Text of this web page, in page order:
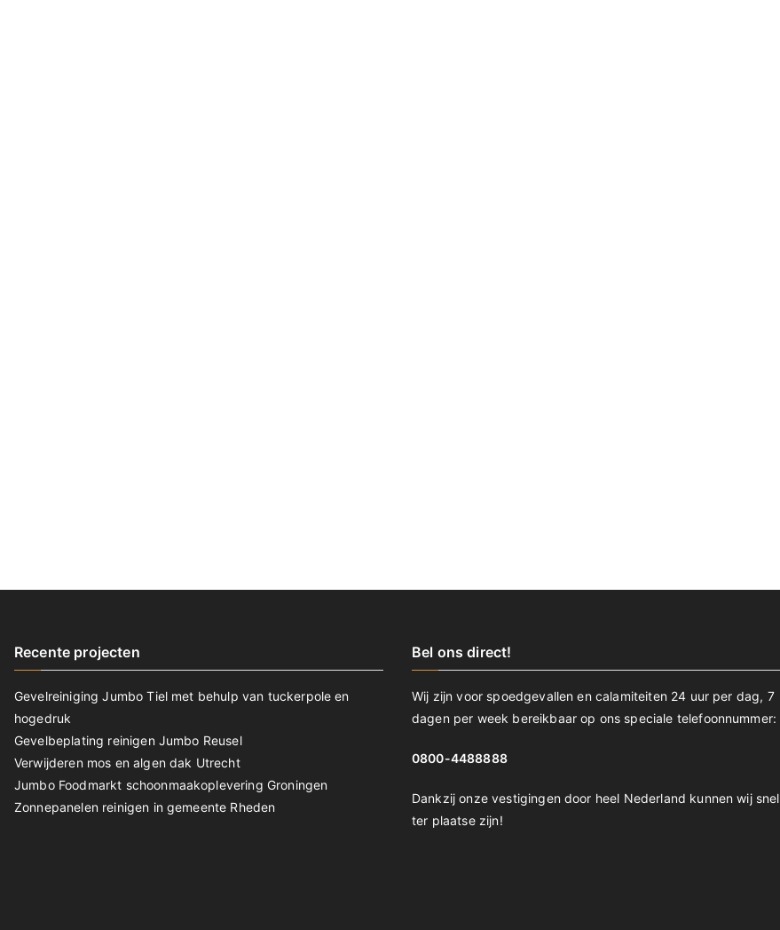
Recente projecten
Gevelreiniging Jumbo Tiel met behulp van tuckerpole en
hogedruk
Gevelbeplating reinigen Jumbo Reusel
Verwijderen mos en algen dak Utrecht
Jumbo Foodmarkt schoonmaakoplevering Groningen
Zonnepanelen reinigen in gemeente Rheden
Bel ons direct!
Wij zijn voor spoedgevallen en calamiteiten 24 uur per dag, 7
dagen per week bereikbaar op ons speciale telefoonnummer:
0800-4488888
Dankzij onze vestigingen door heel Nederland kunnen wij snel
ter plaatse zijn!